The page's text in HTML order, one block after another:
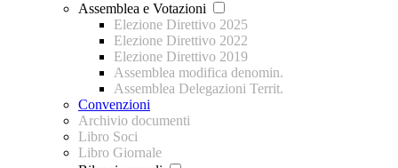
Assemblea e Votazioni
Elezione Direttivo 2025
Elezione Direttivo 2022
Elezione Direttivo 2019
Assemblea modifica denomin.
Assemblea Delegazioni Territ.
Convenzioni
Archivio documenti
Libro Soci
Libro Giornale